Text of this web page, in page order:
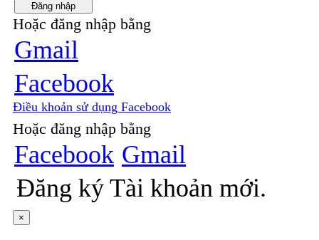
Đăng nhập
Hoặc đăng nhập bằng
Gmail
Facebook
Điều khoản sử dụng Facebook
Hoặc đăng nhập bằng
Facebook Gmail
Đăng ký Tài khoản mới.
×